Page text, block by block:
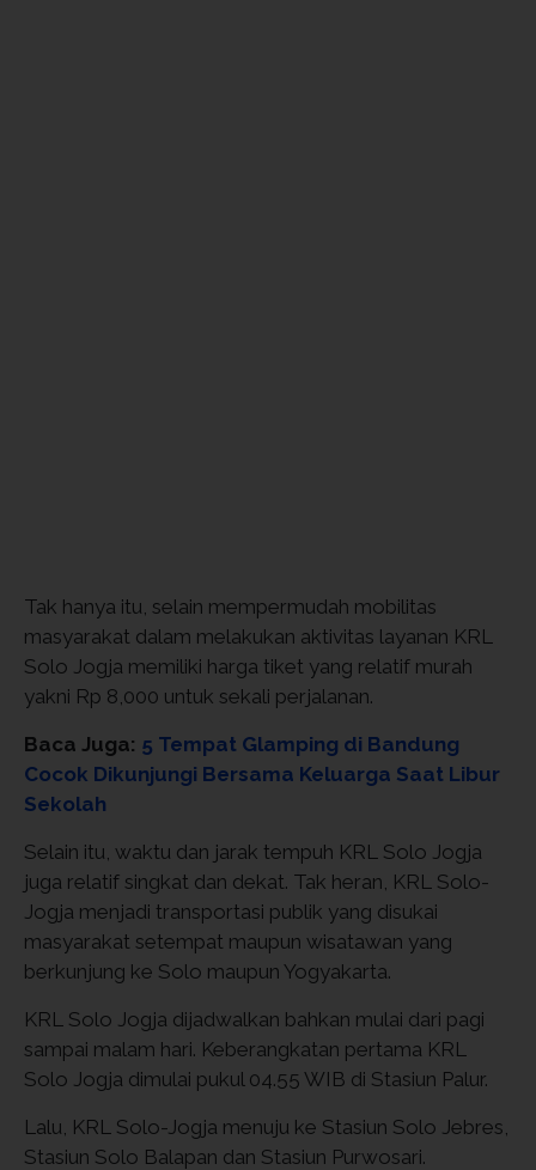
Tak hanya itu, selain mempermudah mobilitas
masyarakat dalam melakukan aktivitas layanan KRL
Solo Jogja memiliki harga tiket yang relatif murah
yakni Rp 8,000 untuk sekali perjalanan.
Baca Juga: 5 Tempat Glamping di Bandung
Cocok Dikunjungi Bersama Keluarga Saat Libur
Sekolah
Selain itu, waktu dan jarak tempuh KRL Solo Jogja
juga relatif singkat dan dekat. Tak heran, KRL Solo-
Jogja menjadi transportasi publik yang disukai
masyarakat setempat maupun wisatawan yang
berkunjung ke Solo maupun Yogyakarta.
KRL Solo Jogja dijadwalkan bahkan mulai dari pagi
sampai malam hari. Keberangkatan pertama KRL
Solo Jogja dimulai pukul 04.55 WIB di Stasiun Palur.
Lalu, KRL Solo-Jogja menuju ke Stasiun Solo Jebres,
Stasiun Solo Balapan dan Stasiun Purwosari.